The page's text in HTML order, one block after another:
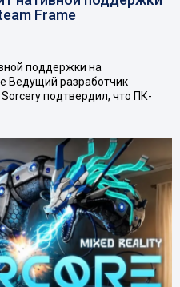
Frame
поддержки на
Ведущий разработчик
подтвердил, что ПК-